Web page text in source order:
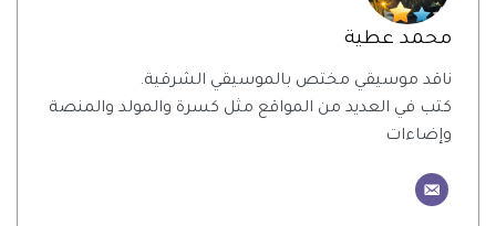
محمد عطية
ناقد موسيقي مختص بالموسيقي الشرقية.
كتب في العديد من المواقع مثل كسرة والمولد والمنصة
وإضاءات